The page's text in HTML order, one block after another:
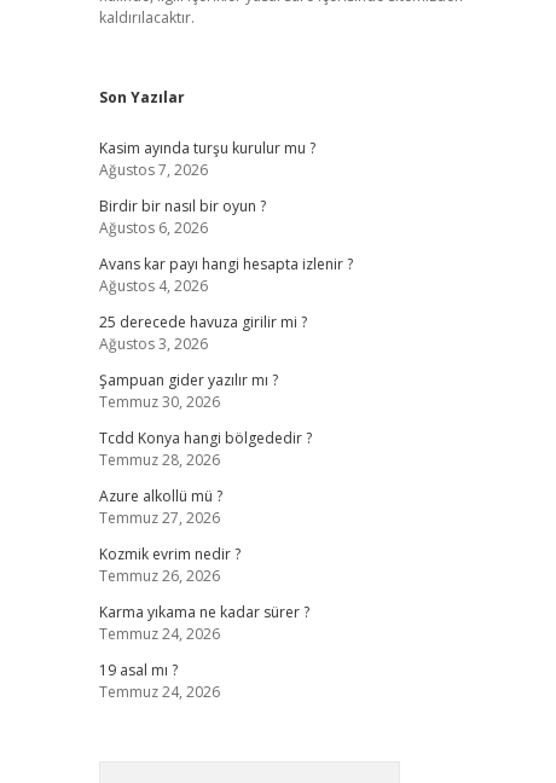
kaldırılacaktır.
Son Yazılar
Kasim ayında turşu kurulur mu ?
Ağustos 7, 2026
Birdir bir nasıl bir oyun ?
Ağustos 6, 2026
Avans kar payı hangi hesapta izlenir ?
Ağustos 4, 2026
25 derecede havuza girilir mi ?
Ağustos 3, 2026
Şampuan gider yazılır mı ?
Temmuz 30, 2026
Tcdd Konya hangi bölgededir ?
Temmuz 28, 2026
Azure alkollü mü ?
Temmuz 27, 2026
Kozmik evrim nedir ?
Temmuz 26, 2026
Karma yıkama ne kadar sürer ?
Temmuz 24, 2026
19 asal mı ?
Temmuz 24, 2026